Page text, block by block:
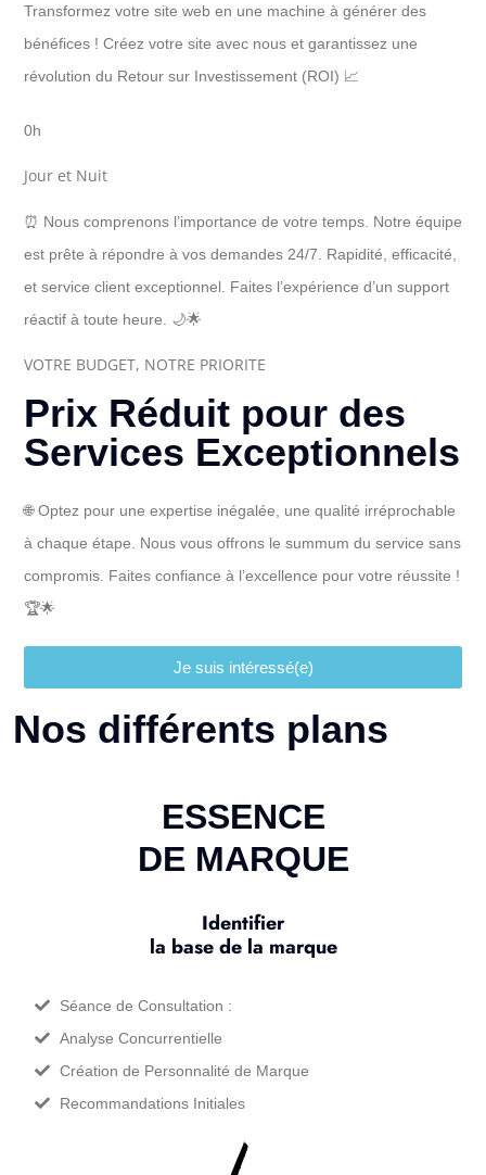
Transformez votre site web en une machine à générer des
bénéfices ! Créez votre site avec nous et garantissez une
révolution du Retour sur Investissement (ROI) 📈
0h
Jour et Nuit
⏰ Nous comprenons l’importance de votre temps. Notre équipe
est prête à répondre à vos demandes 24/7. Rapidité, efficacité,
et service client exceptionnel. Faites l’expérience d’un support
réactif à toute heure. 🌙🌟
VOTRE BUDGET, NOTRE PRIORITE
Prix Réduit pour des
Services Exceptionnels
🌐 Optez pour une expertise inégalée, une qualité irréprochable
à chaque étape. Nous vous offrons le summum du service sans
compromis. Faites confiance à l’excellence pour votre réussite !
🏆🌟
Je suis intéressé(e)
Nos différents plans
ESSENCE
DE MARQUE
Identifier
la base de la marque
Séance de Consultation :
Analyse Concurrentielle
Création de Personnalité de Marque
Recommandations Initiales